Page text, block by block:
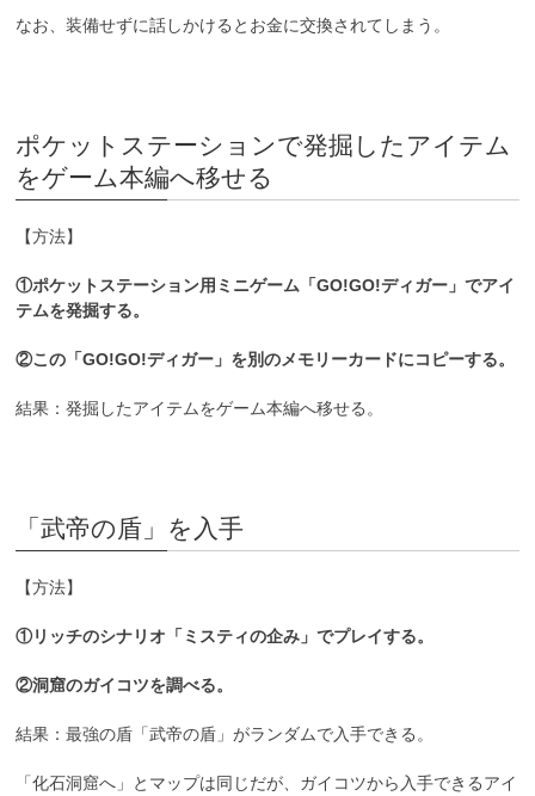
なお、装備せずに話しかけるとお金に交換されてしまう。
ポケットステーションで発掘したアイテム
をゲーム本編へ移せる
【方法】
①ポケットステーション用ミニゲーム「GO!GO!ディガー」でアイ
テムを発掘する。
②この「GO!GO!ディガー」を別のメモリーカードにコピーする。
結果：発掘したアイテムをゲーム本編へ移せる。
「武帝の盾」を入手
【方法】
①リッチのシナリオ「ミスティの企み」でプレイする。
②洞窟のガイコツを調べる。
結果：最強の盾「武帝の盾」がランダムで入手できる。
「化石洞窟へ」とマップは同じだが、ガイコツから入手できるアイ